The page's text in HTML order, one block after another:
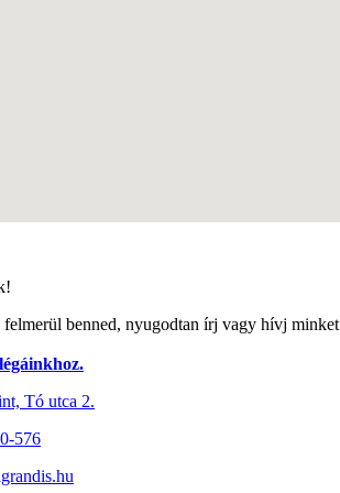
benned, nyugodtan írj vagy hívj
Tó utca 2.
576